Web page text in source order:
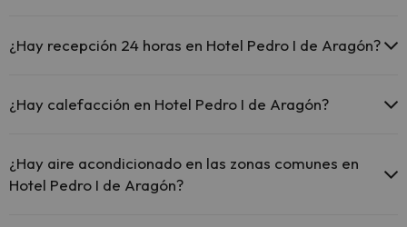
El Hotel Pedro I de Aragón dispone de Wi-Fi.
pago) Aquí tienes más info sobre la piscina y otras instalaciones.
¿Hay recepción 24 horas en Hotel Pedro I de Aragón?
¿Hay calefacción en Hotel Pedro I de Aragón?
¿Hay aire acondicionado en las zonas comunes en
Hotel Pedro I de Aragón?